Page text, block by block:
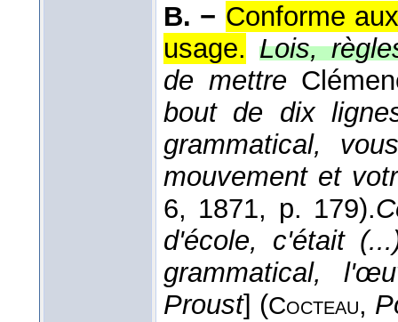
B. − Conforme
usage. Lois,
de mettre
bout de dix
grammatical,
mouvement et
6, 1871, p. 179).
d'école, c'était
grammatical,
Proust] (Cocteau,